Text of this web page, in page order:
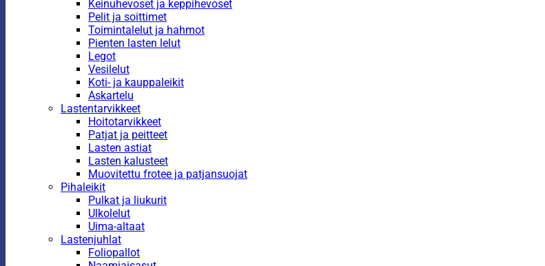
Keinuhevoset ja keppihevoset
Pelit ja soittimet
Toimintalelut ja hahmot
Pienten lasten lelut
Legot
Vesilelut
Koti- ja kauppaleikit
Askartelu
Lastentarvikkeet
Hoitotarvikkeet
Patjat ja peitteet
Lasten astiat
Lasten kalusteet
Muovitettu frotee ja patjansuojat
Pihaleikit
Pulkat ja liukurit
Ulkolelut
Uima-altaat
Lastenjuhlat
Foliopallot